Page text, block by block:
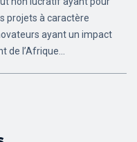
projets à caractère
ayant un impact
l’Afrique...